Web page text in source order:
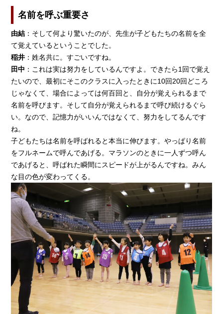
名前を呼ぶ重要さ
由結 ：そして何より驚いたのが、先生が子どもたちの名前を全
て覚えているということでした。
稲井 ：姓名共に。すごいですね。
田中 ：これは実は努力をしているんですよ。できたら1回で覚え
たいので、最初にそこのクラスに入ったときに10回20回どころ
じゃなくて、場合によっては何百回と、自分が覚えられるまで
名前を呼びます。そして自分が覚えられるまで呼び続けるぐら
い。なので、記憶力がいいんではなくて、努力をしてるんです
ね。
子どもたちは名前を呼ばれると本当に伸びます。やっぱり名前
をフルネームで呼んであげる。マラソンのときに一人ずつ呼ん
であげると、呼ばれた瞬間にスピードが上がるんですね。みん
な目の色が変わってくる。